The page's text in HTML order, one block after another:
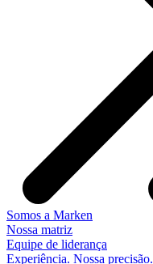
Somos a Marken
Nossa matriz
Equipe de liderança
Experiência. Nossa precisão.